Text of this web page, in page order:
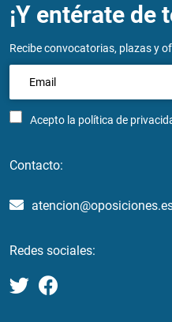
¡Y entérate de
Recibe convocatorias, plazas y
Acepto la política de
Contacto:
Redes sociales: